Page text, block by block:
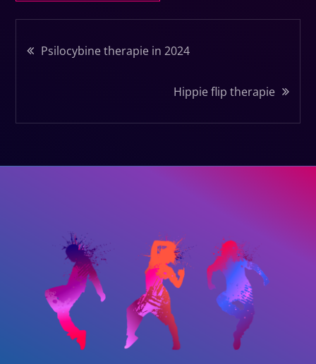
Bericht
Psilocybine therapie in 2024
Hippie flip therapie